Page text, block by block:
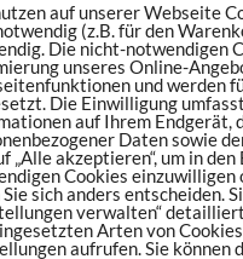
das europäische
aktuell das meiste
Wettmarktes auf die
auf unserer Webseite
(z.B. für den
Die nicht-notwendigen
unseres Online-
und werden
Die Einwilligung
auf Ihrem Endgerät,
Daten sowie
„Alle akzeptieren“, um in
Cookies einzuwilligen
sich anders entscheiden.
verwalten“
Arten von
aufrufen. Sie können